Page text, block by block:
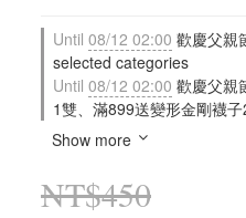
Until 08/12 02:00 歡慶父親
selected categories
Until 08/12 02:00 歡慶父親
1雙、滿899送變形金剛襪
Show more
NT$450